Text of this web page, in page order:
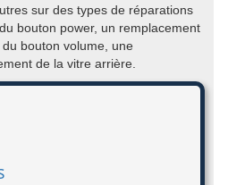
sur des types de réparations
bouton power, un remplacement
bouton volume, une
de la vitre arrière.